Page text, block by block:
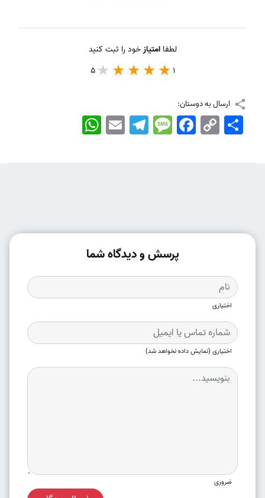
لطفاامتیازخود را ثبت کنید
1
5
ارسال به دوستان:
WhatsApp EmailTelegramMessageFacebook Copy
Link
اشتراک
پرسش و دیدگاه شما
اختیاری
اختیاری (نمایش داده نخواهد شد)
ضروری